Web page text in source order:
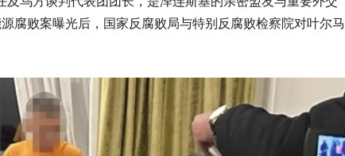
腐败案曝光后，国家反腐败局与特别反腐败检察院对叶尔马